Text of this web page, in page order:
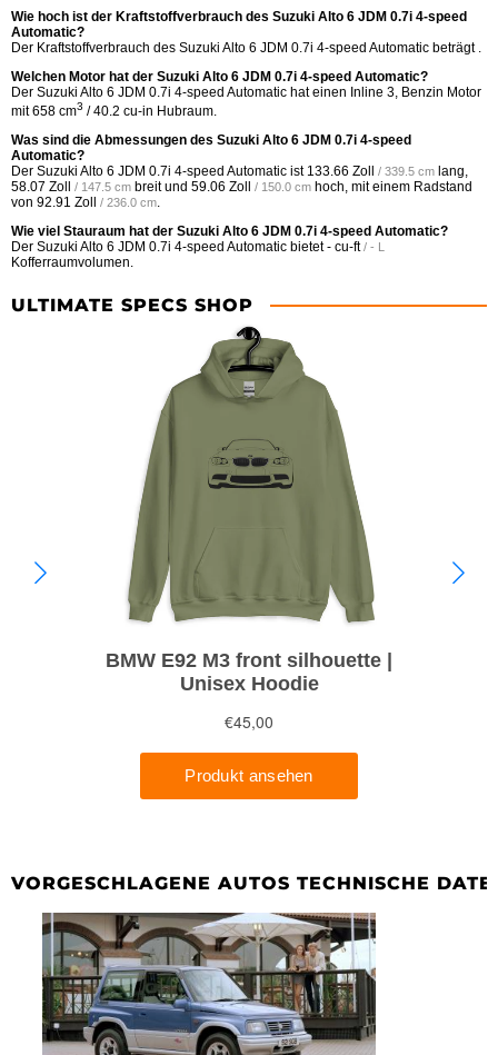
Wie hoch ist der Kraftstoffverbrauch des Suzuki Alto 6 JDM 0.7i 4-speed
Automatic?
Der Kraftstoffverbrauch des Suzuki Alto 6 JDM 0.7i 4-speed Automatic beträgt .
Welchen Motor hat der Suzuki Alto 6 JDM 0.7i 4-speed Automatic?
Der Suzuki Alto 6 JDM 0.7i 4-speed Automatic hat einen Inline 3, Benzin Motor
mit 658 cm3 / 40.2 cu-in Hubraum.
Was sind die Abmessungen des Suzuki Alto 6 JDM 0.7i 4-speed
Automatic?
Der Suzuki Alto 6 JDM 0.7i 4-speed Automatic ist 133.66 Zoll / 339.5 cm lang,
58.07 Zoll
/ 147.5 cm breit und 59.06 Zoll / 150.0 cm hoch, mit einem Radstand
von 92.91 Zoll / 236.0 cm.
Wie viel Stauraum hat der Suzuki Alto 6 JDM 0.7i 4-speed Automatic?
Der Suzuki Alto 6 JDM 0.7i 4-speed Automatic bietet- cu-ft / - L
Kofferraumvolumen.
ULTIMATE SPECS SHOP
VORGESCHLAGENE AUTOS TECHNISCHE